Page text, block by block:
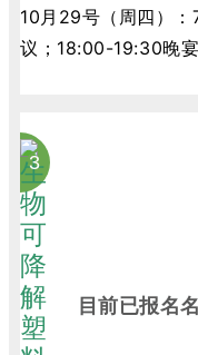
10月29号（周四）
议；18:00-19:30晚宴
3
目前已报名